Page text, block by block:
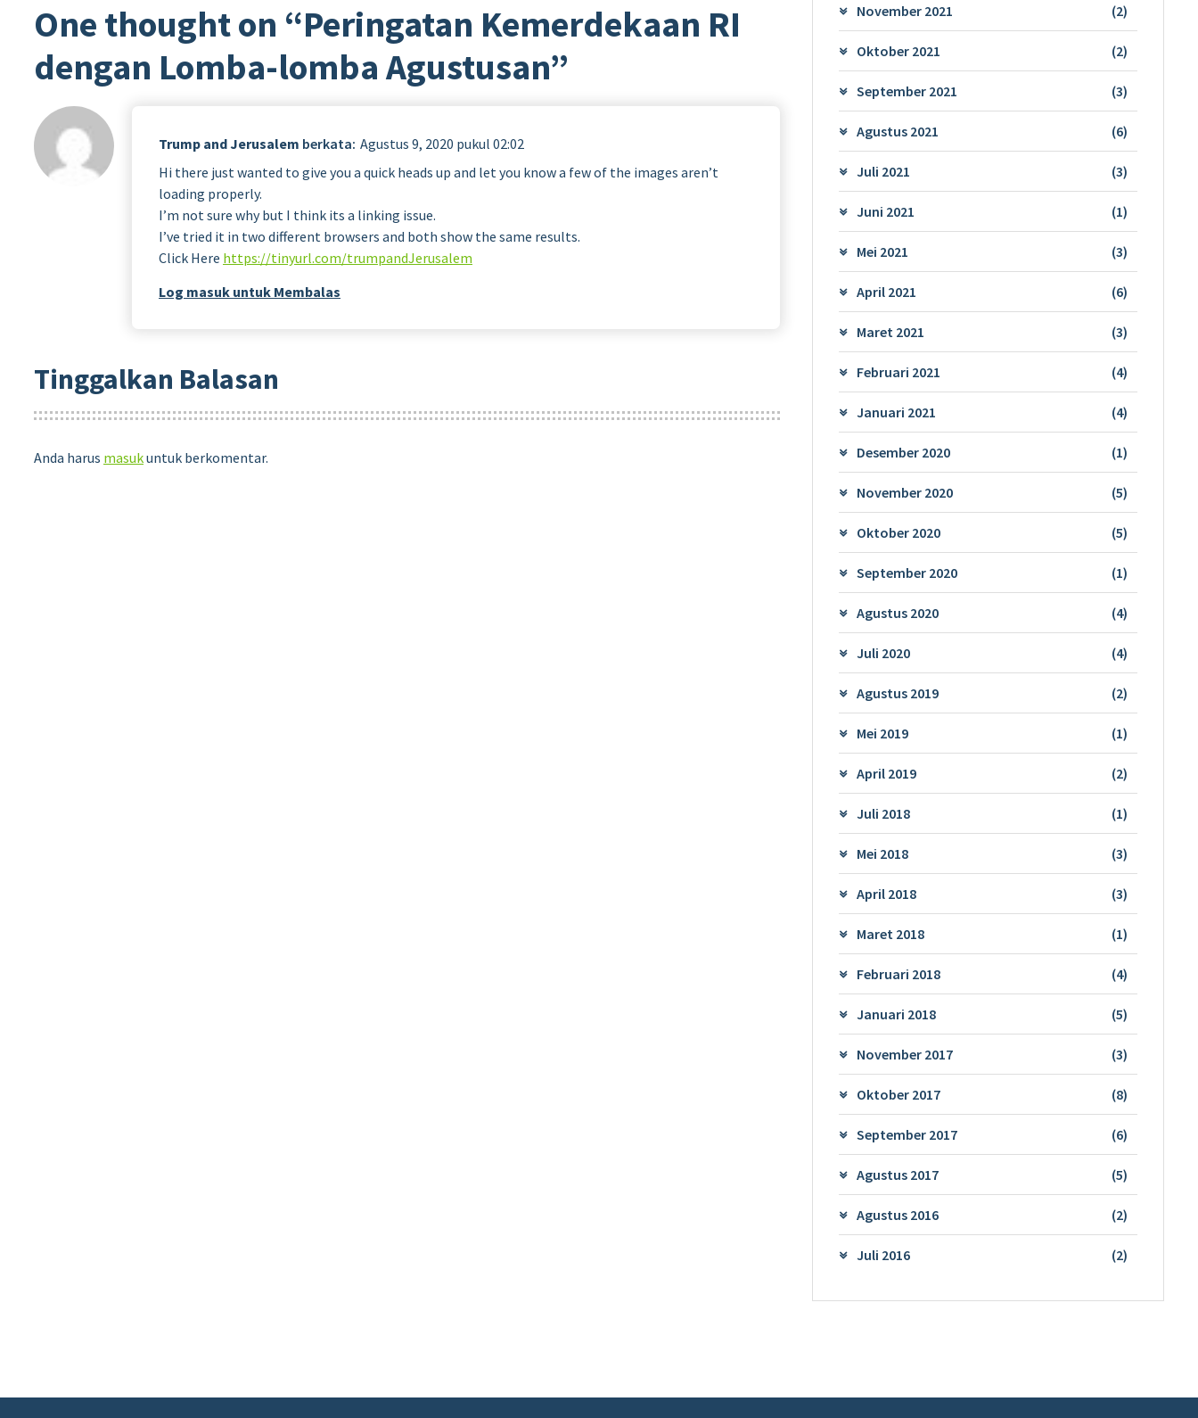
One thought on “Peringatan Kemerdekaan RI
dengan Lomba-lomba Agustusan”
Trump and Jerusalem berkata: Agustus 9, 2020 pukul 02:02
Hi there just wanted to give you a quick heads up and let you know a few of the images aren’t
loading properly.
I’m not sure why but I think its a linking issue.
I’ve tried it in two different browsers and both show the same results.
Click Here https://tinyurl.com/trumpandJerusalem
Log masuk untuk Membalas
Tinggalkan Balasan
Anda harus masukuntuk berkomentar.
November 2021 (2)
Oktober 2021 (2)
September 2021 (3)
Agustus 2021 (6)
Juli 2021 (3)
Juni 2021 (1)
Mei 2021 (3)
April 2021 (6)
Maret 2021 (3)
Februari 2021 (4)
Januari 2021 (4)
Desember 2020 (1)
November 2020 (5)
Oktober 2020 (5)
September 2020 (1)
Agustus 2020 (4)
Juli 2020 (4)
Agustus 2019 (2)
Mei 2019 (1)
April 2019 (2)
Juli 2018 (1)
Mei 2018 (3)
April 2018 (3)
Maret 2018 (1)
Februari 2018 (4)
Januari 2018 (5)
November 2017 (3)
Oktober 2017 (8)
September 2017 (6)
Agustus 2017 (5)
Agustus 2016 (2)
Juli 2016 (2)